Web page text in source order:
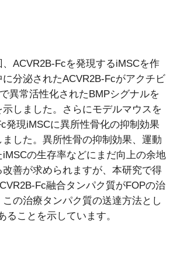
ACVR2B-Fcを発現するiMSCを作
分泌されたACVR2B-Fcがアクチビ
異常活性化されたBMPシグナルを
しました。さらにモデルマウスを
発現iMSCに異所性骨化の抑制効果
した。異所性骨の抑制効果、運動
の生存率などにまだ向上の余地
善が求められますが、本研究で得
Fc融合タンパク質がFOPの治
の治療タンパク質の送達方法とし
ることを示しています。